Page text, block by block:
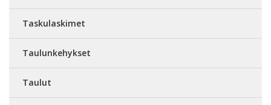
Taskulaskimet
Taulunkehykset
Taulut